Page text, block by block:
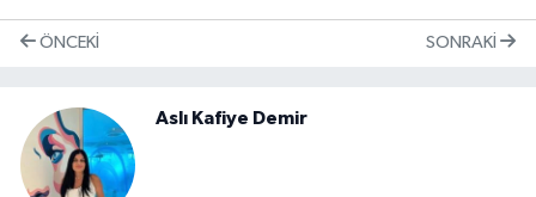
ÖNCEKI SONRAKI
Aslı Kafiye Demir